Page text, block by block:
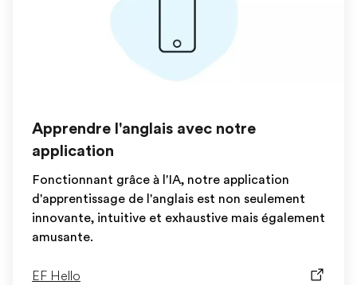
Apprendre l'anglais avec notre
application
Fonctionnant grâce à l'IA, notre application
d'apprentissage de l'anglais est non seulement
innovante, intuitive et exhaustive mais également
amusante.
EF Hello